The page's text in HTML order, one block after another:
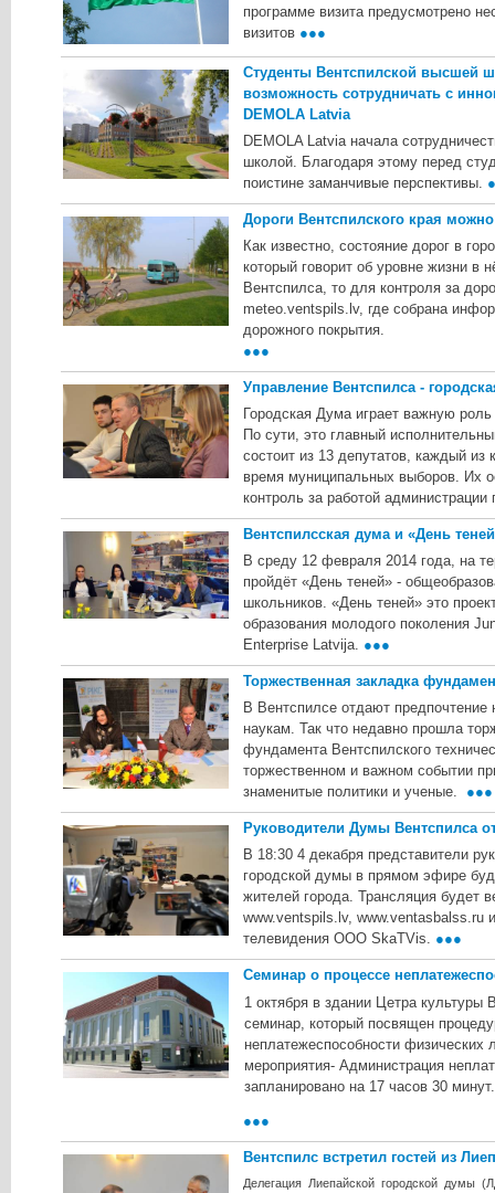
программе визита предусмотрено
визитов ●●●
Студенты Вентспилской высшей
возможность сотрудничать с
DEMOLA Latvia
DEMOLA Latvia начала
школой. Благодаря этому перед
поистине заманчивые перспективы.
Дороги Вентспилского края
Как известно, состояние дорог в
который говорит об уровне жизни в
Вентспилса, то для контроля за
meteo.ventspils.lv, где собрана
дорожного покрытия.
●●●
Управление Вентспилсa -
Городская Дума играет важную
По сути, это главный
состоит из 13 депутатов, каждый
время муниципальных выборов. Их
контроль за работой администрации
Вентспилсская дума и «День
В среду 12 февраля 2014 года, на
пройдёт «День теней» -
школьников. «День теней» это
образования молодого поколения
Enterprise Latvija. ●●●
Торжественная закладка
В Вентспилсе отдают предпочтение
наукам. Так что недавно прошла
фундамента Вентспилского
торжественном и важном событии
знаменитые политики и ученые. ●●●
Руководители Думы Вентспилса
В 18:30 4 декабря представители
городской думы в прямом эфире
жителей города. Трансляция будет
www.ventspils.lv, www.ventasbalss.ru
телевидения ООО SkaTVis. ●●●
Семинар о процессе
1 октября в здании Цетра культуры
семинар, который посвящен
неплатежеспособности физических
мероприятия- Администрация
запланировано на 17 часов 30 минут.
●●●
Вентспилс встретил гостей из
Делегация Лиепайской городской думы